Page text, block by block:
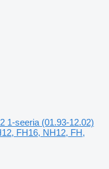
1-seeria (01.93-12.02)
FH16, NH12, FH,